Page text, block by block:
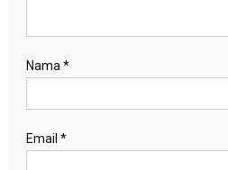
Nama *
Email *